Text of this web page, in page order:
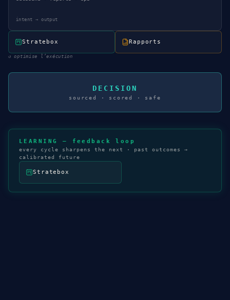
intent → output
Stratebox Rapports
↺optimise l’exécution
DECISION
sourced · scored · safe
LEARNING — feedback loop
every cycle sharpens the next · past outcomes →
calibrated future
Stratebox